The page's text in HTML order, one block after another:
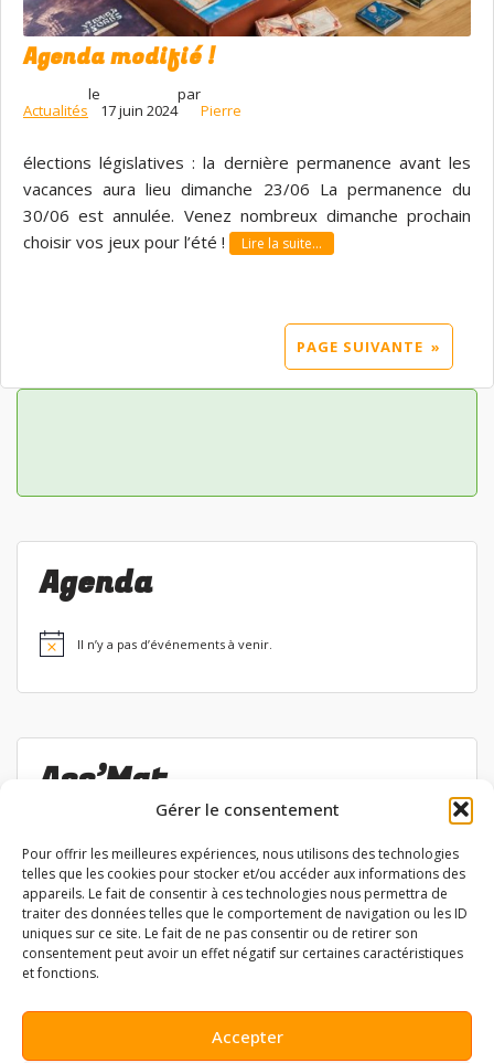
Gérer le consentement
Pour offrir les meilleures expériences, nous utilisons des technologies
telles que les cookies pour stocker et/ou accéder aux informations des
appareils. Le fait de consentir à ces technologies nous permettra de
traiter des données telles que le comportement de navigation ou les ID
uniques sur ce site. Le fait de ne pas consentir ou de retirer son
consentement peut avoir un effet négatif sur certaines caractéristiques
et fonctions.
Accepter
Agenda modifié !
Actualités
le
17 juin 2024
par
Pierre
élections législatives : la dernière permanence avant les
vacances aura lieu dimanche 23/06 La permanence du
30/06 est annulée. Venez nombreux dimanche prochain
choisir vos jeux pour l’été !
Lire la suite…
PAGE SUIVANTE »
Agenda
Notice Il n’y a pas d’événements à venir.
Ass’Mat
Aide à la réservation
Tous les articles